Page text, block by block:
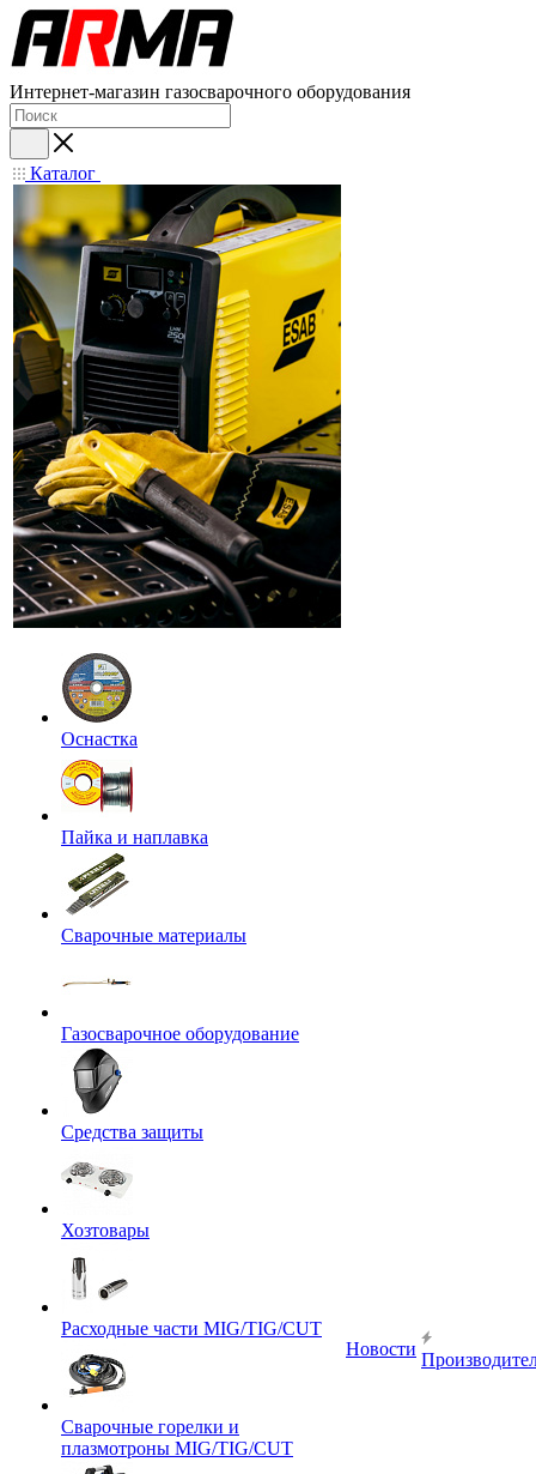
Интернет-магазин газосварочного оборудования
Каталог
Оснастка
Пайка и наплавка
Сварочные материалы
Газосварочное оборудование
Средства защиты
Хозтовары
Расходные части MIG/TIG/CUT
Сварочные горелки и
плазмотроны MIG/TIG/CUT
Новости